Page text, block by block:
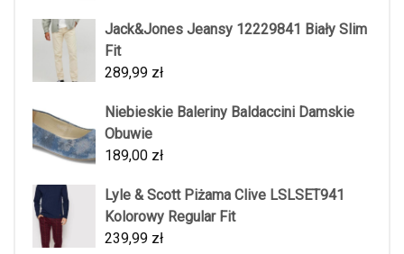
Jack&Jones Jeansy 12229841 Biały Slim
Fit
289,99 zł
Niebieskie Baleriny Baldaccini Damskie
Obuwie
189,00 zł
Lyle & Scott Piżama Clive LSLSET941
Kolorowy Regular Fit
239,99 zł